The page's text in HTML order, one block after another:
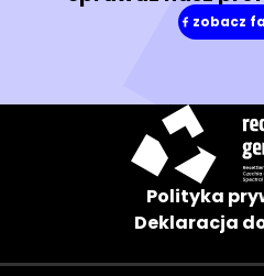
zobacz
Polityka
Deklaracja